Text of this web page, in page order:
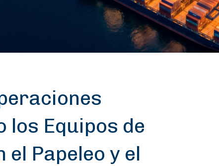
los Equipos de
el Papeleo y el